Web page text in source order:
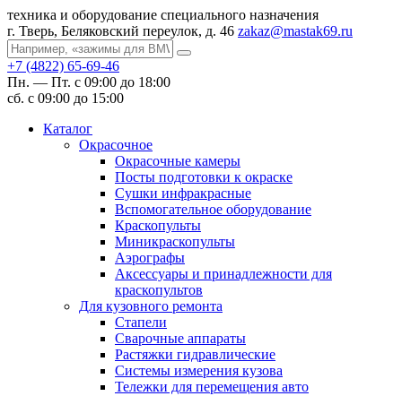
техника и оборудование специального назначения
г. Тверь, Беляковский переулок, д. 46 zakaz@mastak69.ru
+7 (4822) 65-69-46
Пн. — Пт. с 09:00 до 18:00
сб. с 09:00 до 15:00
Каталог
Окрасочное
Окрасочные камеры
Посты подготовки к окраске
Сушки инфракрасные
Вспомогательное оборудование
Краскопульты
Миникраскопульты
Аэрографы
Аксессуары и принадлежности для
краскопультов
Для кузовного ремонта
Стапели
Сварочные аппараты
Растяжки гидравлические
Системы измерения кузова
Тележки для перемещения авто